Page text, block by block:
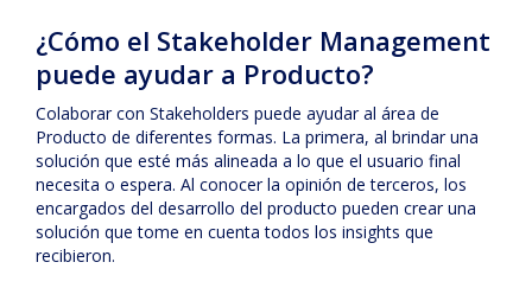
¿Cómo el Stakeholder Management
puede ayudar a Producto?
Colaborar con Stakeholders puede ayudar al área de
Producto de diferentes formas. La primera, al brindar una
solución que esté más alineada a lo que el usuario final
necesita o espera. Al conocer la opinión de terceros, los
encargados del desarrollo del producto pueden crear una
solución que tome en cuenta todos los insights que
recibieron.